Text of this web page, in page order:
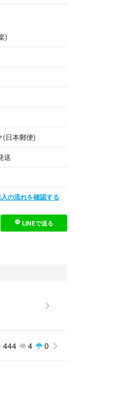
)
(日本郵便)
送
の流れを確認する
LINEで送る
444 4 0